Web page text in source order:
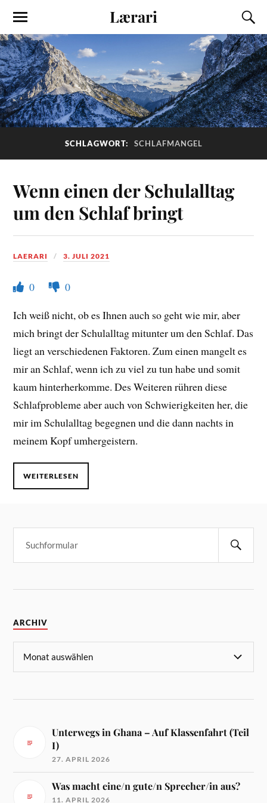
Lærari
SCHLAGWORT: SCHLAFMANGEL
Wenn einen der Schulalltag
um den Schlaf bringt
LAERARI 3. JULI 2021
0
0
Ich weiß nicht, ob es Ihnen auch so geht wie mir, aber
mich bringt der Schulalltag mitunter um den Schlaf. Das
liegt an verschiedenen Faktoren. Zum einen mangelt es
mir an Schlaf, wenn ich zu viel zu tun habe und somit
kaum hinterherkomme. Des Weiteren rühren diese
Schlafprobleme aber auch von Schwierigkeiten her, die
mir im Schulalltag begegnen und die dann nachts in
meinem Kopf umhergeistern.
WEITERLESEN
ARCHIV
Unterwegs in Ghana – Auf Klassenfahrt (Teil
I)
27. APRIL 2026
Was macht eine/n gute/n Sprecher/in aus?
11. APRIL 2026